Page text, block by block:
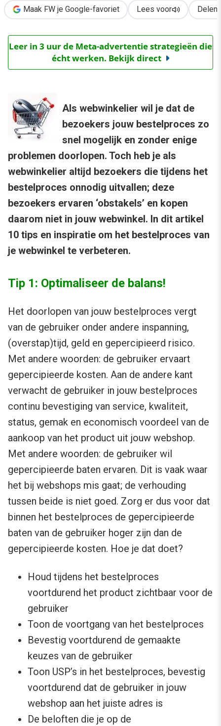
Maak FW je Google-favoriet Lees voor Delen
Leer in 3 uur de Meta-advertentie strategieën die
écht werken. Bekijk direct
Als webwinkelier wil je dat de
bezoekers jouw bestelproces zo
snel mogelijk en zonder enige
problemen doorlopen. Toch heb je als
webwinkelier altijd bezoekers die tijdens het
bestelproces onnodig uitvallen; deze
bezoekers ervaren ‘obstakels’ en kopen
daarom niet in jouw webwinkel. In dit artikel
10 tips en inspiratie om het bestelproces van
je webwinkel te verbeteren.
Tip 1: Optimaliseer de balans!
Het doorlopen van jouw bestelproces vergt
van de gebruiker onder andere inspanning,
(overstap)tijd, geld en gepercipieerd risico.
Met andere woorden: de gebruiker ervaart
gepercipieerde kosten. Aan de andere kant
verwacht de gebruiker in jouw bestelproces
continu bevestiging van service, kwaliteit,
status, gemak en economisch voordeel van de
aankoop van het product uit jouw webshop.
Met andere woorden: de gebruiker wil
gepercipieerde baten ervaren. Dit is vaak waar
het bij webshops mis gaat; de verhouding
tussen beide is niet goed. Zorg er dus voor dat
binnen het bestelproces de gepercipieerde
baten van de gebruiker hoger zijn dan de
gepercipieerde kosten. Hoe je dat doet?
Houd tijdens het bestelproces
voortdurend het product zichtbaar voor de
gebruiker
Toon de voortgang van het bestelproces
Bevestig voortdurend de gemaakte
keuzes van de gebruiker
Toon USP’s in het bestelproces, bevestig
voortdurend dat de gebruiker in jouw
webshop aan het juiste adres is
De beloften die je op de